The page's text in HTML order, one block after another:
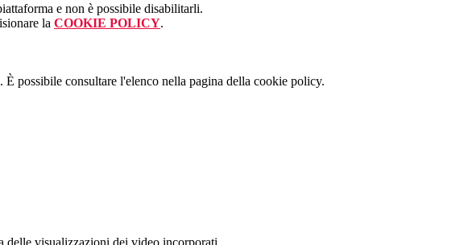
e non è possibile disabilitarli.
la COOKIE POLICY.
possibile consultare l'elenco nella pagina della cookie policy.
delle visualizzazioni dei video incorporati.